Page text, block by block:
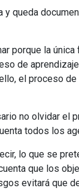
queda
porque la única
de
el proceso
no olvidar el
todos los
lo que se
que los
evitará que